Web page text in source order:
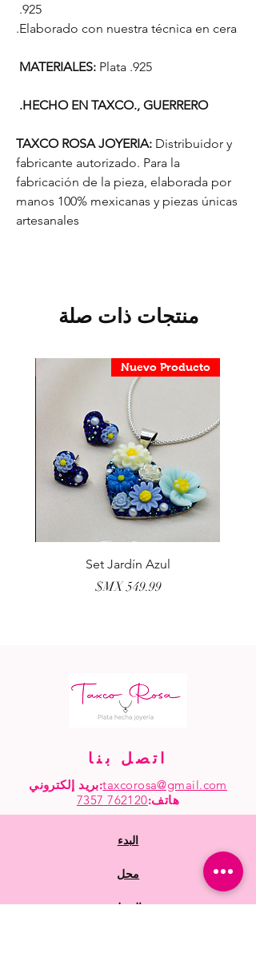
.925
Elaborado con nuestra técnica en cera.
MATERIALES: Plata .925
HECHO EN TAXCO., GUERRERO.
TAXCO ROSA JOYERIA: Distribuidor y
fabricante autorizado. Para la
fabricación de la pieza, elaborada por
manos 100% mexicanas y piezas únicas
artesanales
منتجات ذات صلة
Nuevo Producto
Set Jardín Azul
السعر‏549.99 MX$
اتصل بنا
بريد إلكتروني:taxcorosa@gmail.com
هاتف:
762120 7357
البدء
محل
بالجملة